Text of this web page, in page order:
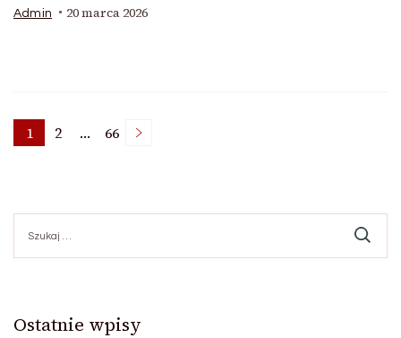
Admin 20 marca 2026
Stronicowanie
wpisów
Strona
1 Strona
2 … Strona
66
Ostatnie wpisy